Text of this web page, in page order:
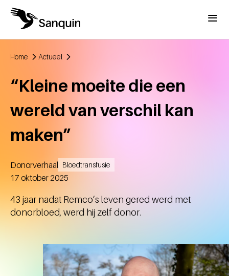
Overslaan en naar de inhoud gaan
Menu
Home Actueel
“Kleine moeite die een
wereld van verschil kan
maken”
Donorverhaal Bloedtransfusie
Aangemaakt
17 oktober 2025
43 jaar nadat Remco’s leven gered werd met
donorbloed, werd hij zelf donor.